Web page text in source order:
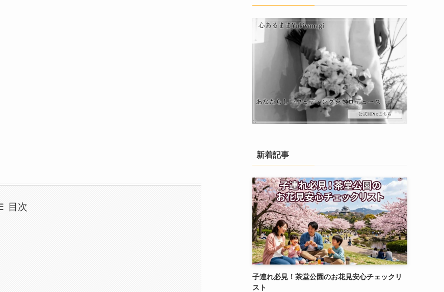
目次
新着記事
子連れ必見！茶堂公園のお花見安心チェックリ
スト